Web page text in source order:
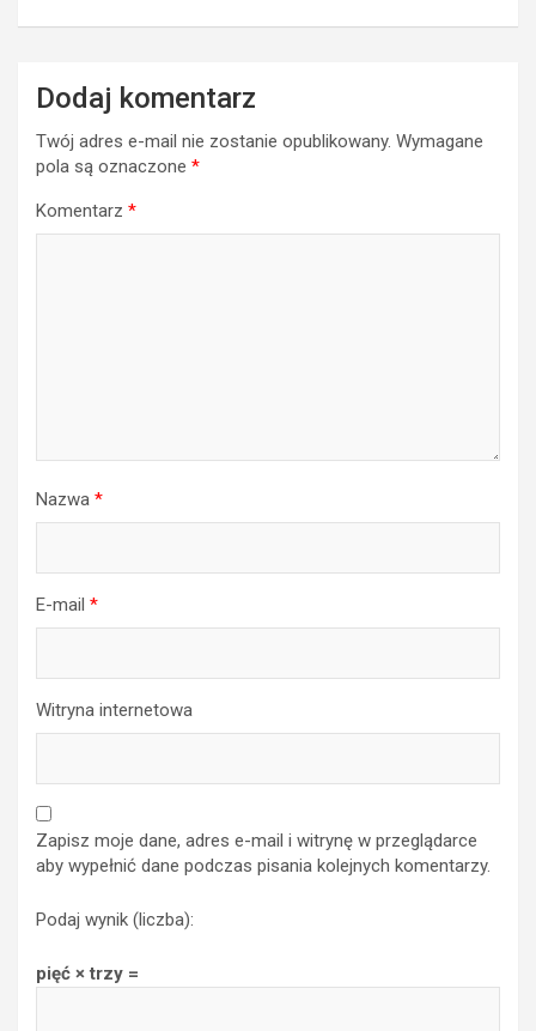
Dodaj komentarz
Twój adres e-mail nie zostanie opublikowany. Wymagane
pola są oznaczone *
Komentarz *
Nazwa *
E-mail *
Witryna internetowa
Zapisz moje dane, adres e-mail i witrynę w przeglądarce
aby wypełnić dane podczas pisania kolejnych komentarzy.
Podaj wynik (liczba):
pięć × trzy =